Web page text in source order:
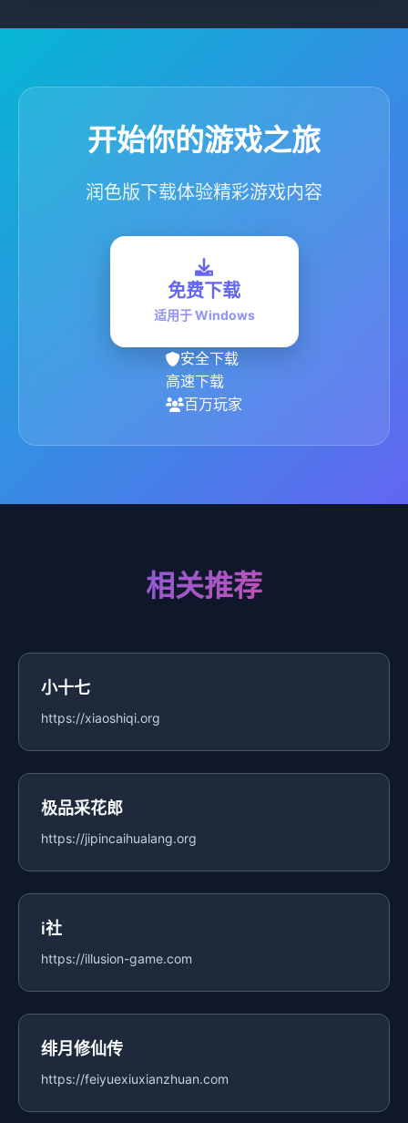
开始你的游戏之旅
润色版下载体验精彩游戏内容
免费下载
适用于 Windows
安全下载
高速下载
百万玩家
相关推荐
小十七
https://xiaoshiqi.org
极品采花郎
https://jipincaihualang.org
i社
https://illusion-game.com
绯月修仙传
https://feiyuexiuxianzhuan.com